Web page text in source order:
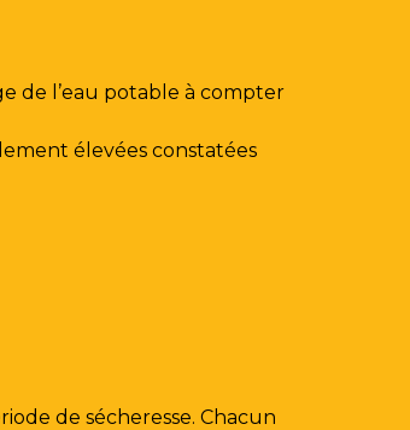
de l’eau potable à compter
élevées constatées
de sécheresse. Chacun